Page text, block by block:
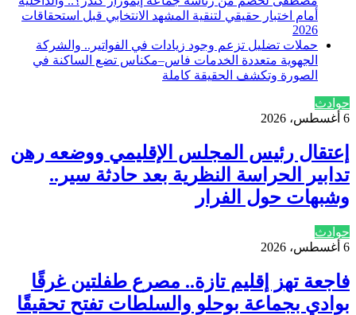
أمام اختبار حقيقي لتنقية المشهد الانتخابي قبل استحقاقات
2026
حملات تضليل تزعم وجود زيادات في الفواتير.. والشركة
الجهوية متعددة الخدمات فاس–مكناس تضع الساكنة في
الصورة وتكشف الحقيقة كاملة
حوادث
6 أغسطس، 2026
إعتقال رئيس المجلس الإقليمي ووضعه رهن
تدابير الحراسة النظرية بعد حادثة سير..
وشبهات حول الفرار
حوادث
6 أغسطس، 2026
فاجعة تهز إقليم تازة.. مصرع طفلتين غرقًا
بوادي بجماعة بوحلو والسلطات تفتح تحقيقًا